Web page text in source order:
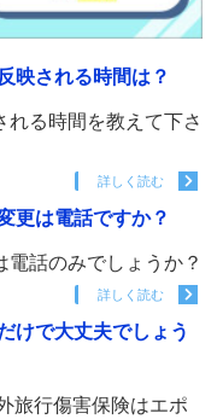
映される時間は？
れる時間を教えて下さ
詳しく読む
更は電話ですか？
話のみでしょうか？
詳しく読む
けで大丈夫でしょう
旅行傷害保険はエポ